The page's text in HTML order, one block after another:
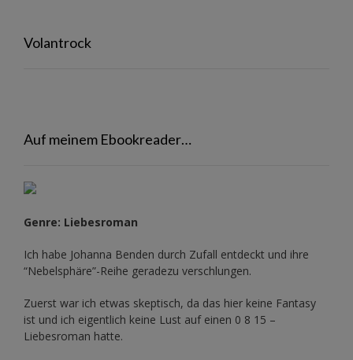
Volantrock
Auf meinem Ebookreader…
Genre: Liebesroman
Ich habe Johanna Benden durch Zufall entdeckt und ihre
“Nebelsphäre”-Reihe geradezu verschlungen.
Zuerst war ich etwas skeptisch, da das hier keine Fantasy
ist und ich eigentlich keine Lust auf einen 0 8 15 –
Liebesroman hatte.